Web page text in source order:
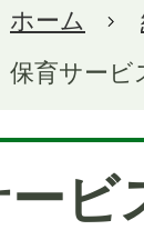
ホーム
保育サービ
ビ